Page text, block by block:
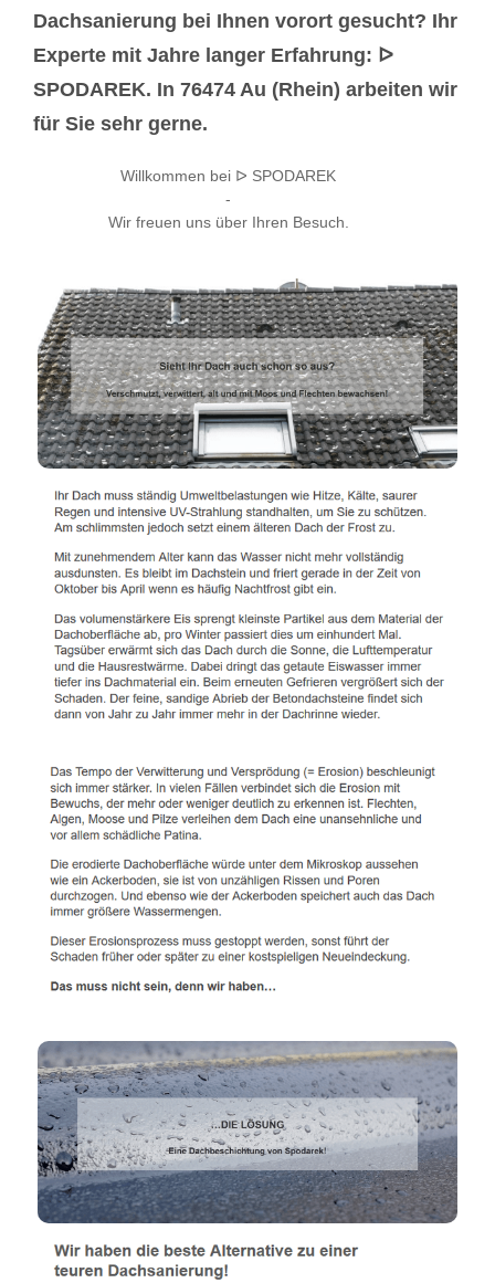
Dachsanierung bei Ihnen vorort gesucht? Ihr
Experte mit Jahre langer Erfahrung: ᐅ
SPODAREK. In 76474 Au (Rhein) arbeiten wir
für Sie sehr gerne.
Willkommen bei ᐅ SPODAREK
-
Wir freuen uns über Ihren Besuch.